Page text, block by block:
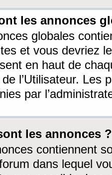
les annonces
globales
et vous devriez
en haut de
l’Utilisateur. Les
par
les annonces ?
contiennent
dans lequel